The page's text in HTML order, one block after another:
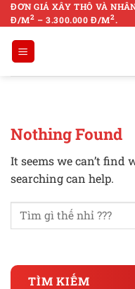
Skip
to
content
ĐƠN GIÁ XÂY THÔ VÀ
Đ/M2 – 3.300.000 Đ/M2.
Nothing Found
It seems we can’t find
searching can help.
TÌM KIẾM